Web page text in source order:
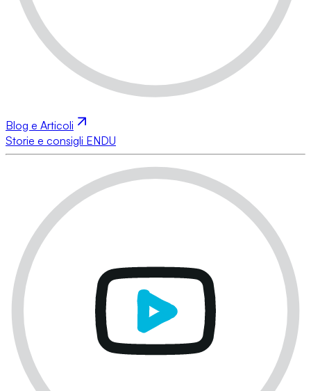
Blog e Articoli
Storie e consigli ENDU